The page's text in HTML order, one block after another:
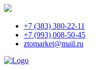
+7 (383) 380-22-11
+7 (993) 008-50-45
ztomarket@mail.ru